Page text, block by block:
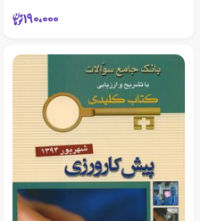
190،000